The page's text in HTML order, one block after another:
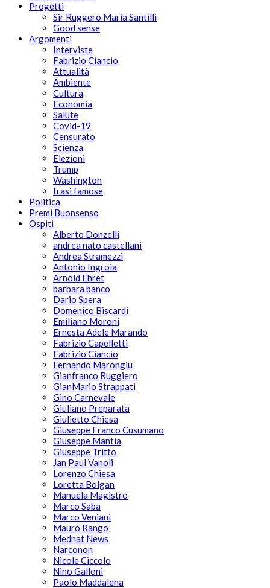
Progetti
Sir Ruggero Maria Santilli
Good sense
Argomenti
Interviste
Fabrizio Ciancio
Attualità
Ambiente
Cultura
Economia
Salute
Covid-19
Censurato
Scienza
Elezioni
Trump
Washington
frasi famose
Politica
Premi Buonsenso
Ospiti
Alberto Donzelli
andrea nato castellani
Andrea Stramezzi
Antonio Ingroia
Arnold Ehret
barbara banco
Dario Spera
Domenico Biscardi
Emiliano Moroni
Ernesta Adele Marando
Fabrizio Capelletti
Fabrizio Ciancio
Fernando Marongiu
Gianfranco Ruggiero
GianMario Strappati
Gino Carnevale
Giuliano Preparata
Giulietto Chiesa
Giuseppe Franco Cusumano
Giuseppe Mantia
Giuseppe Tritto
Jan Paul Vanoli
Lorenzo Chiesa
Loretta Bolgan
Manuela Magistro
Marco Saba
Marco Veniani
Mauro Rango
Mednat News
Narconon
Nicole Ciccolo
Nino Galloni
Paolo Maddalena